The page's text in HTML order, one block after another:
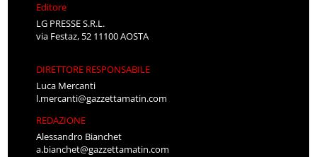
Editore
LG PRESSE S.R.L.
via Festaz, 52 11100 AOSTA
DIRETTORE RESPONSABILE
Luca Mercanti
l.mercanti@gazzettamatin.com
REDAZIONE
Alessandro Bianchet
a.bianchet@gazzettamatin.com